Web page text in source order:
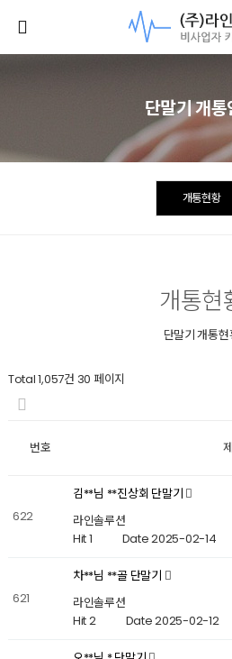
개통현황
단말기 개통
개통현
단말기 개통
Total 1,057건 30 페이지
번호
622
김**님 **진상회 단말기
라인솔루션
Hit 1 Date 2025-02-14
621
차**님 **골 단말기
라인솔루션
Hit 2 Date 2025-02-12